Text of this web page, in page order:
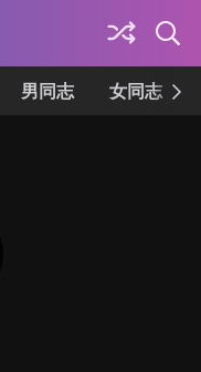
男同志 女同志